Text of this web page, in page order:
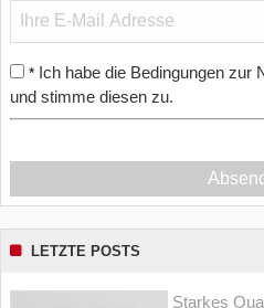
* Ich habe die Bedingungen zur
und stimme diesen zu.
LETZTE POSTS
Starkes